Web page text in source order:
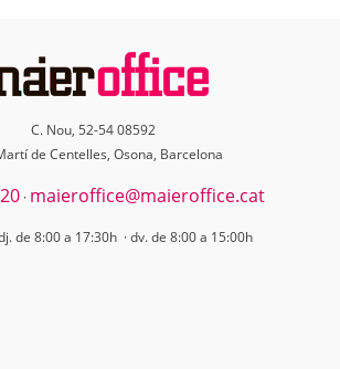
C. Nou, 52-54 08592
de Centelles, Osona, Barcelona
· maieroffice@maieroffice.cat
de 8:00 a 17:30h · dv. de 8:00 a 15:00h